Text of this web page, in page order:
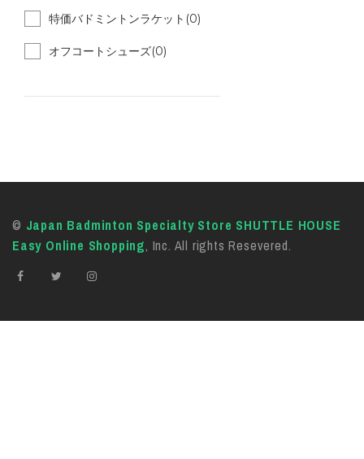
特価バドミントンラケット(0)
オフコートシューズ(0)
© Japan Badminton Specialty Store SHUTTLE HOUSE
Easy Online Shopping, Inc. All rights Resevered.